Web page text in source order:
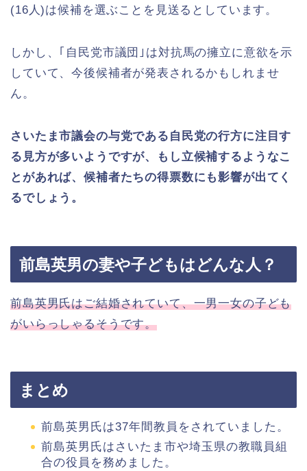
(16人)は候補を選ぶことを見送るとしています。
しかし、｢自民党市議団｣は対抗馬の擁立に意欲を示
していて、今後候補者が発表されるかもしれませ
ん。
さいたま市議会の与党である自民党の行方に注目す
る見方が多いようですが、もし立候補するようなこ
とがあれば、候補者たちの得票数にも影響が出てく
るでしょう。
前島英男の妻や子どもはどんな人？
前島英男氏はご結婚されていて、一男一女の子ども
がいらっしゃるそうです。
まとめ
前島英男氏は37年間教員をされていました。
前島英男氏はさいたま市や埼玉県の教職員組
合の役員を務めました。